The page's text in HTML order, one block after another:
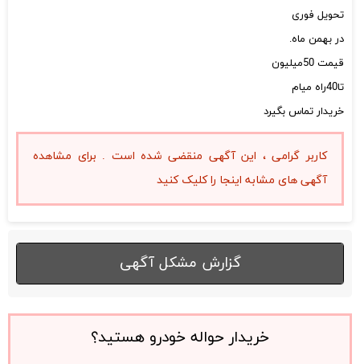
تحویل فوری
در بهمن ماه.
قیمت 50میلیون
تا40راه میام
خریدار تماس بگیرد
کاربر گرامی ، این آگهی منقضی شده است . برای مشاهده
آگهی های مشابه اینجا را کلیک کنید
گزارش مشکل آگهی
خریدار حواله خودرو هستید؟